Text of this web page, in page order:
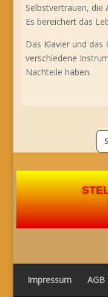
Selbstvertrauen, die
Es bereichert das
Das Klavier und das
verschiedene
Nachteile haben.
Impressum AGB